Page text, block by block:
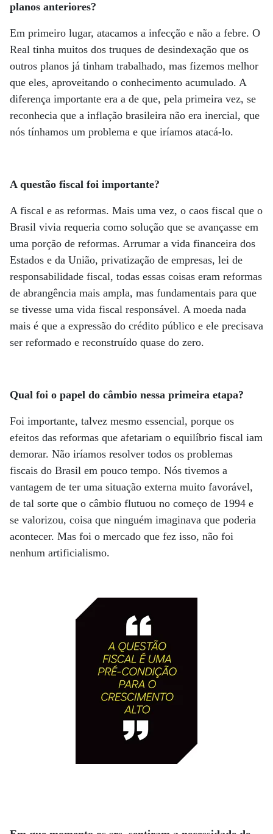
planos anteriores?
Em primeiro lugar, atacamos a infecção e não a febre. O
Real tinha muitos dos truques de desindexação que os
outros planos já tinham trabalhado, mas fizemos melhor
que eles, aproveitando o conhecimento acumulado. A
diferença importante era a de que, pela primeira vez, se
reconhecia que a inflação brasileira não era inercial, que
nós tínhamos um problema e que iríamos atacá-lo.
A questão fiscal foi importante?
A fiscal e as reformas. Mais uma vez, o caos fiscal que o
Brasil vivia requeria como solução que se avançasse em
uma porção de reformas. Arrumar a vida financeira dos
Estados e da União, privatização de empresas, lei de
responsabilidade fiscal, todas essas coisas eram reformas
de abrangência mais ampla, mas fundamentais para que
se tivesse uma vida fiscal responsável. A moeda nada
mais é que a expressão do crédito público e ele precisava
ser reformado e reconstruído quase do zero.
Qual foi o papel do câmbio nessa primeira etapa?
Foi importante, talvez mesmo essencial, porque os
efeitos das reformas que afetariam o equilíbrio fiscal iam
demorar. Não iríamos resolver todos os problemas
fiscais do Brasil em pouco tempo. Nós tivemos a
vantagem de ter uma situação externa muito favorável,
de tal sorte que o câmbio flutuou no começo de 1994 e
se valorizou, coisa que ninguém imaginava que poderia
acontecer. Mas foi o mercado que fez isso, não foi
nenhum artificialismo.